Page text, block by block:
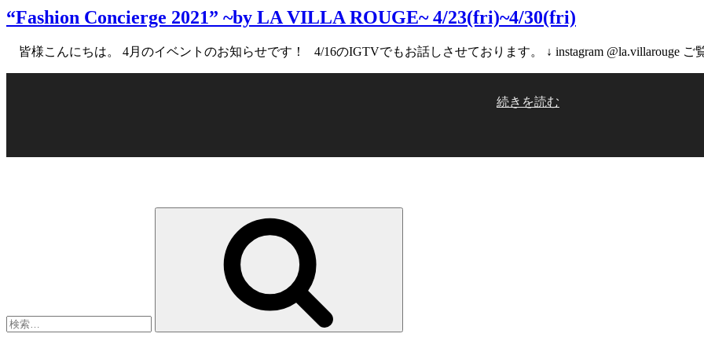
日:
“Fashion Concierge 2021” ~by LA VILLA ROUGE~ 4/23(fri)~4/30(fri)
皆様こんにちは。 4月のイベントのお知らせです！ 4/16のIGTVでもお話しさせております。 ↓ instagram @la.villarouge
““Fashion
LA
続きを読む